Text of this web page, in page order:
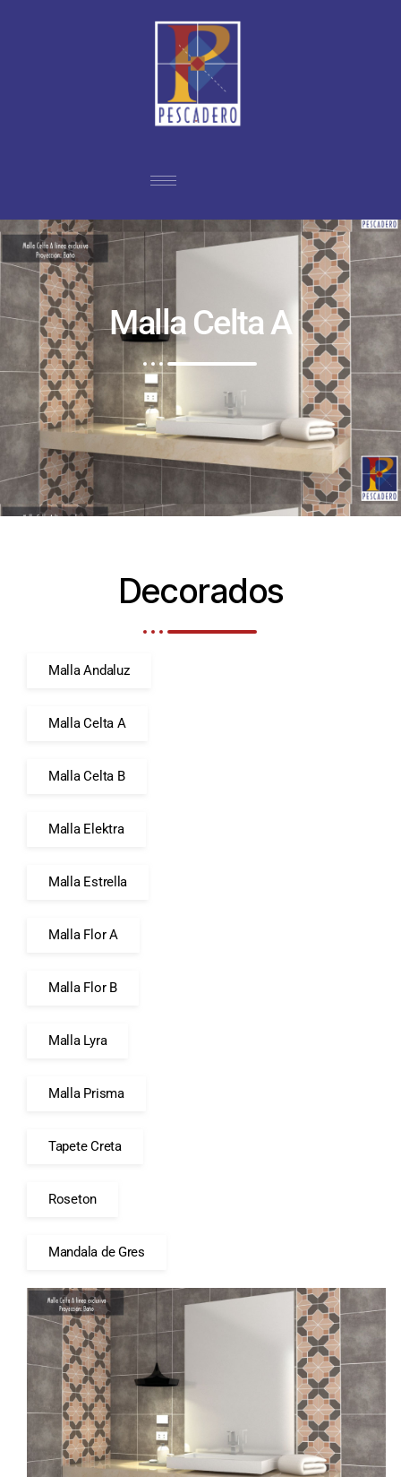
Malla Celta A
Decorados
Malla Andaluz
Malla Celta A
Malla Celta B
Malla Elektra
Malla Estrella
Malla Flor A
Malla Flor B
Malla Lyra
Malla Prisma
Tapete Creta
Roseton
Mandala de Gres